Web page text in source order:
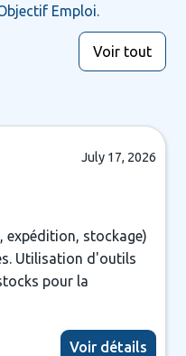
Emploi.
Voir tout
July 17, 2026
expédition, stockage)
Utilisation d'outils
pour la
Voir détails